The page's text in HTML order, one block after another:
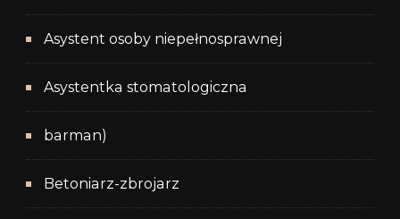
Asystent osoby niepełnosprawnej
Asystentka stomatologiczna
barman)
Betoniarz-zbrojarz